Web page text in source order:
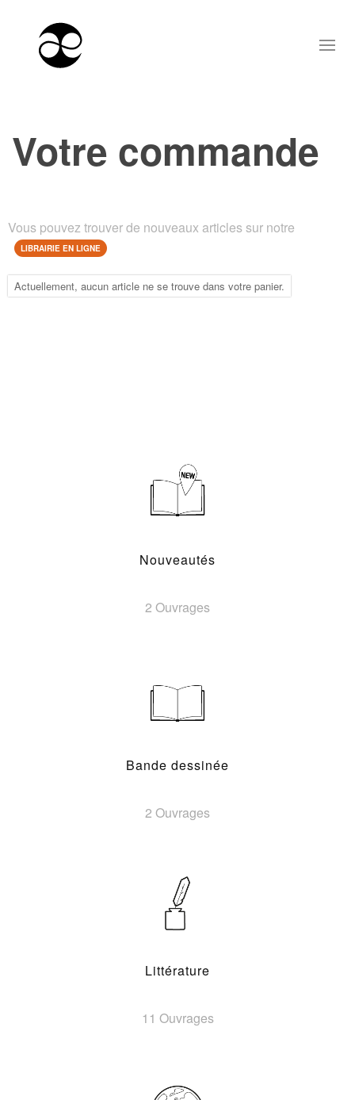
Votre commande
Vous pouvez trouver de nouveaux articles sur notre
LIBRAIRIE EN LIGNE
Actuellement, aucun article ne se trouve dans votre panier.
Nouveautés
2 Ouvrages
Bande dessinée
2 Ouvrages
Littérature
11 Ouvrages